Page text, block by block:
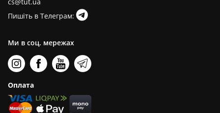
Пишіть в Телеграм:
Ми в соц. мережах
Оплата